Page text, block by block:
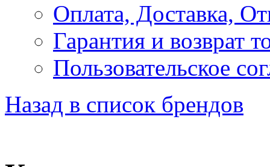
Оплата, Доставка,
Гарантия и возврат
Пользовательское
Назад в список брендов